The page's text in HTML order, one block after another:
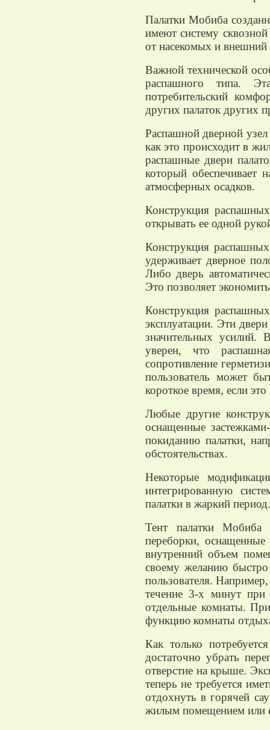
Палатки Мобиба
имеют систему
от насекомых и внешний
Важной технической
распашного типа.
потребительский
других палаток других
Распашной дверной
как это происходит в
распашные двери
который обеспечивает
атмосферных осадков.
Конструкция
открывать ее одной
Конструкция
удерживает дверное
Либо дверь
Это позволяет
Конструкция
эксплуатации. Эти
значительных
уверен, что
сопротивление
пользователь может
короткое время, если это
Любые другие
оснащенные
покиданию палатки,
обстоятельствах.
Некоторые
интегрированную
палатки в жаркий период.
Тент палатки Мобиба
переборки,
внутренний объем
своему желанию
пользователя.
течение 3-х минут при
отдельные комнаты.
функцию комнаты
Как только
достаточно убрать
отверстие на крыше.
теперь не требуется
отдохнуть в горячей
жилым помещением или